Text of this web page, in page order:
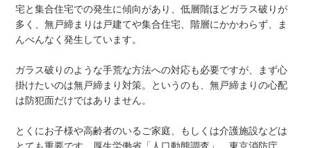
宅と集合住宅での発生に傾向があり、低層階ほどガラス破りが
多く、無戸締まりは戸建てや集合住宅、階層にかかわらず、ま
んべんなく発生しています。
ガラス破りのような手荒な方法への対応も必要ですが、まず心
掛けたいのは無戸締まり対策。というのも、無戸締まりの心配
は防犯面だけではありません。
とくにお子様や高齢者のいるご家庭、もしくは介護施設などは
とても重要です。厚生労働省「人口動態調査」、東京消防庁